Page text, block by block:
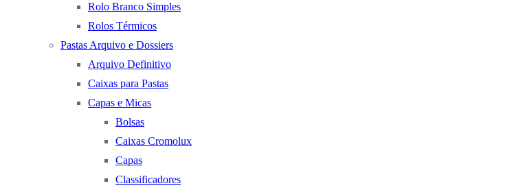
Rolo Branco Simples
Rolos Térmicos
Pastas Arquivo e Dossiers
Arquivo Definitivo
Caixas para Pastas
Capas e Micas
Bolsas
Caixas Cromolux
Capas
Classificadores